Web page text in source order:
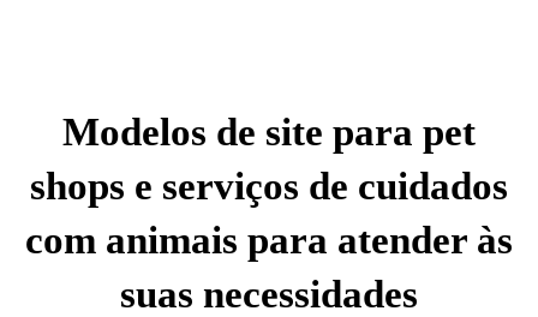
Modelos de site para pet
shops e serviços de cuidados
com animais para atender às
suas necessidades